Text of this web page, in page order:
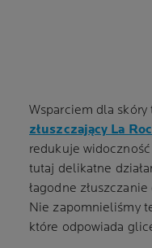
Wsparciem dla
złuszczający La
redukuje
tutaj delikatne
łagodne
Nie zapomnieliśmy
które odpowiada